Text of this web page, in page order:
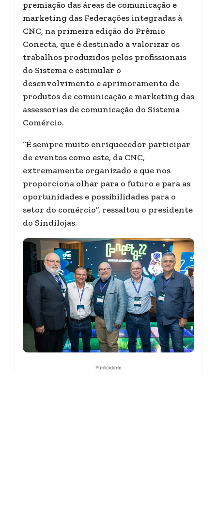
premiação das áreas de comunicação e
marketing das Federações integradas à
CNC, na primeira edição do Prêmio
Conecta, que é destinado a valorizar os
trabalhos produzidos pelos profissionais
do Sistema e estimular o
desenvolvimento e aprimoramento de
produtos de comunicação e marketing das
assessorias de comunicação do Sistema
Comércio.
“É sempre muito enriquecedor participar
de eventos como este, da CNC,
extremamente organizado e que nos
proporciona olhar para o futuro e para as
oportunidades e possibilidades para o
setor do comércio”, ressaltou o presidente
do Sindilojas.
Publicidade